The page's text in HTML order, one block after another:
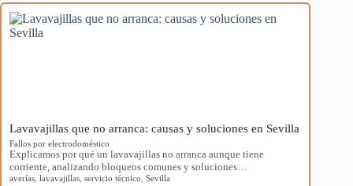
Lavavajillas que no arranca: causas y soluciones en Sevilla
Fallos por electrodoméstico
Explicamos por qué un lavavajillas no arranca aunque tiene
corriente, analizando bloqueos comunes y soluciones…
averías lavavajillas servicio técnico Sevilla